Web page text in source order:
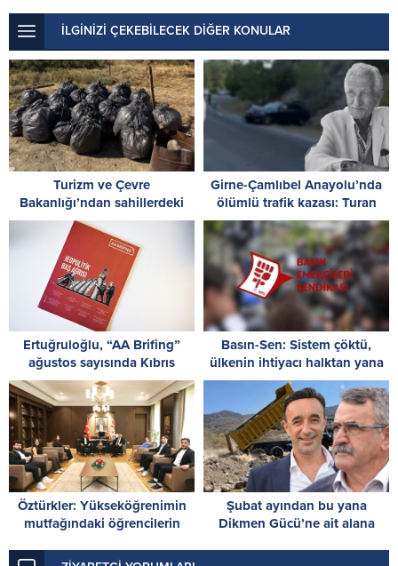
İLGİNİZİ ÇEKEBİLECEK DİĞER KONULAR
Turizm ve Çevre
Bakanlığı’ndan sahillerdeki
kirliliğe tepki: Sahillerde,
utandıran manzaralar!
Girne-Çamlıbel Anayolu’nda
ölümlü trafik kazası: Turan
Obalı yaşamını yitirdi!
Ertuğruloğlu, “AA Brifing”
ağustos sayısında Kıbrıs
sorununa ilişkin analizini
paylaştı
Basın-Sen: Sistem çöktü,
ülkenin ihtiyacı halktan yana
bir yönetim anlayışıdır
Öztürkler: Yükseköğrenimin
mutfağındaki öğrencilerin
kongre yapması önemli
Şubat ayından bu yana
Dikmen Gücü’ne ait alana